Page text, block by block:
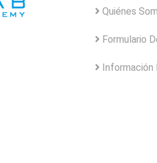
Quiénes
Formulario
Información